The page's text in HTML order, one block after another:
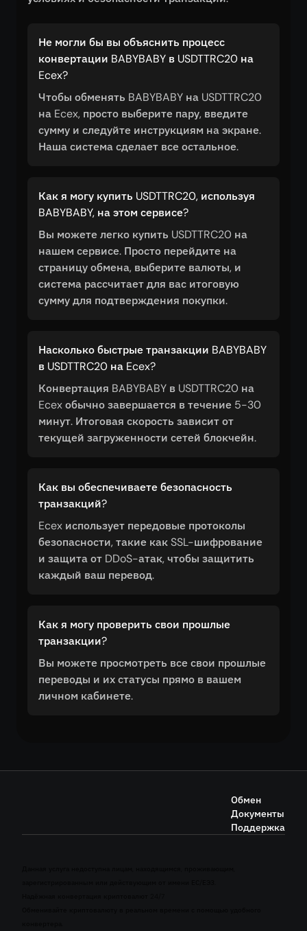
Не могли бы вы объяснить процесс
конвертации BABYBABY в USDTTRC20 на
Ecex?
Чтобы обменять BABYBABY на USDTTRC20
на Ecex, просто выберите пару, введите
сумму и следуйте инструкциям на экране.
Наша система сделает все остальное.
Как я могу купить USDTTRC20, используя
BABYBABY, на этом сервисе?
Вы можете легко купить USDTTRC20 на
нашем сервисе. Просто перейдите на
страницу обмена, выберите валюты, и
система рассчитает для вас итоговую
сумму для подтверждения покупки.
Насколько быстрые транзакции BABYBABY
в USDTTRC20 на Ecex?
Конвертация BABYBABY в USDTTRC20 на
Ecex обычно завершается в течение 5-30
минут. Итоговая скорость зависит от
текущей загруженности сетей блокчейн.
Как вы обеспечиваете безопасность
транзакций?
Ecex использует передовые протоколы
безопасности, такие как SSL-шифрование
и защита от DDoS-атак, чтобы защитить
каждый ваш перевод.
Как я могу проверить свои прошлые
транзакции?
Вы можете просмотреть все свои прошлые
переводы и их статусы прямо в вашем
личном кабинете.
Обмен
Документы
Поддержка